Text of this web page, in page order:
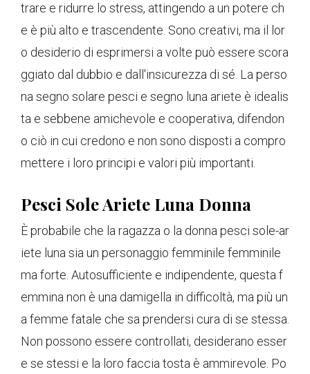
trare e ridurre lo stress, attingendo a un potere ch
e è più alto e trascendente. Sono creativi, ma il lor
o desiderio di esprimersi a volte può essere scora
ggiato dal dubbio e dall'insicurezza di sé. La perso
na segno solare pesci e segno luna ariete è idealis
ta e sebbene amichevole e cooperativa, difendon
o ciò in cui credono e non sono disposti a compro
mettere i loro principi e valori più importanti.
Pesci Sole Ariete Luna Donna
È probabile che la ragazza o la donna pesci sole-ar
iete luna sia un personaggio femminile femminile
ma forte. Autosufficiente e indipendente, questa f
emmina non è una damigella in difficoltà, ma più un
a femme fatale che sa prendersi cura di se stessa.
Non possono essere controllati, desiderano esser
e se stessi e la loro faccia tosta è ammirevole. Po